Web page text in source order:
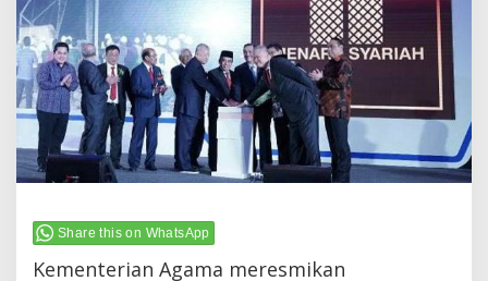
Share this on WhatsApp
Kementerian Agama meresmikan